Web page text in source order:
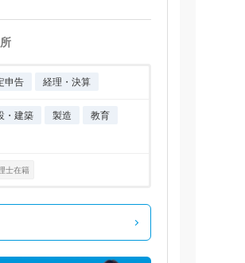
申告 経理・決算
・建築 製造 教育
士在籍